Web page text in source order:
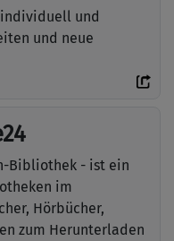
individuell und
und neue
Bibliothek - ist ein
im
Hörbücher,
zum Herunterladen